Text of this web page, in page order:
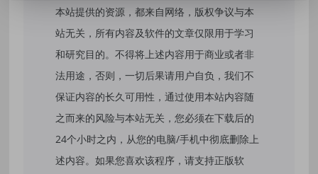
本站提供的资源，都来自网络，版权争议与本
站无关，所有内容及软件的文章仅限用于学习
和研究目的。不得将上述内容用于商业或者非
法用途，否则，一切后果请用户自负，我们不
保证内容的长久可用性，通过使用本站内容随
之而来的风险与本站无关，您必须在下载后的
24个小时之内，从您的电脑/手机中彻底删除上
述内容。如果您喜欢该程序，请支持正版软